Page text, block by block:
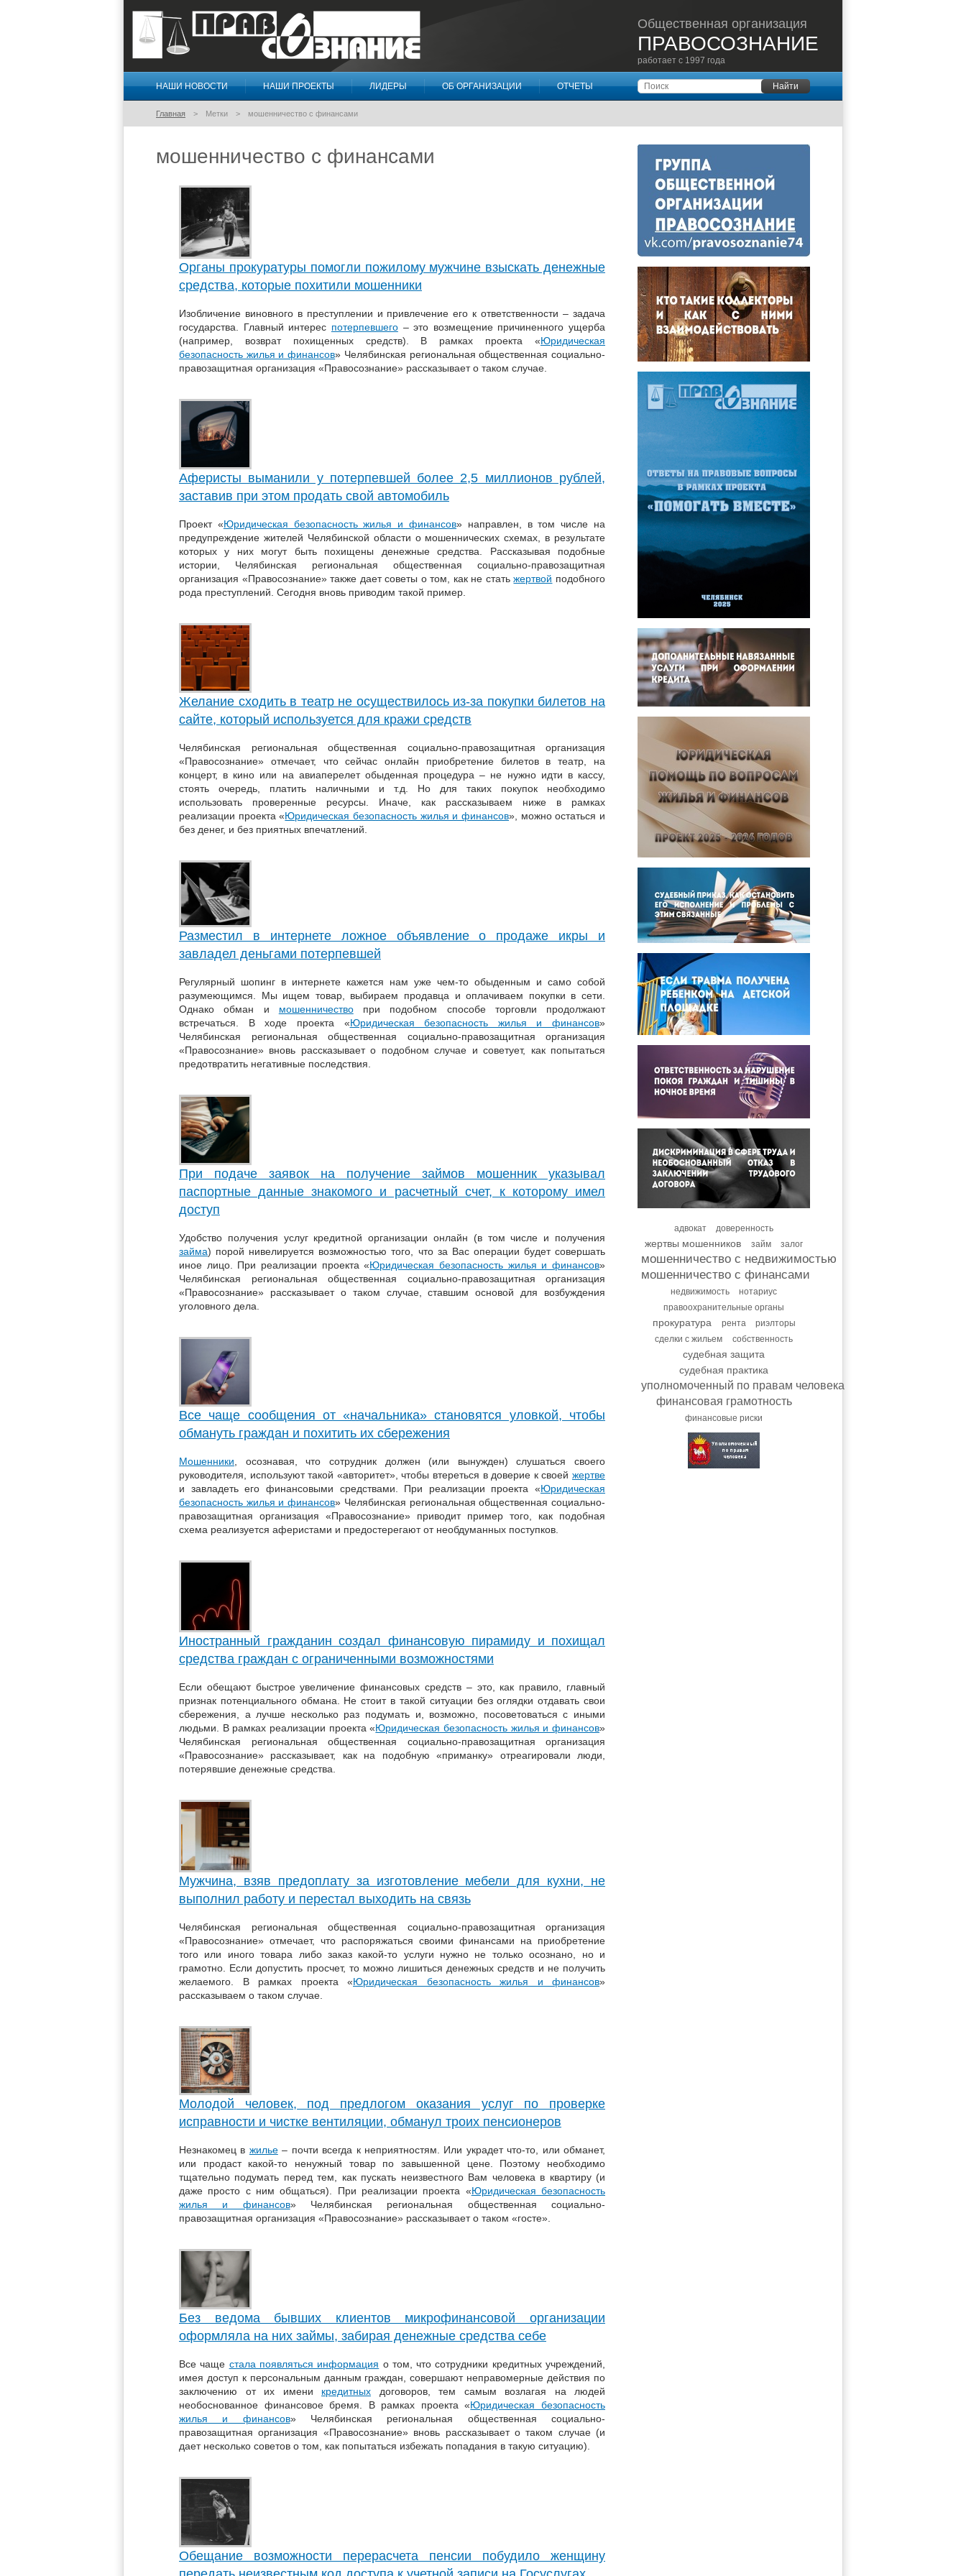
Правосознание
Общественная организация
ПРАВОСОЗНАНИЕ
работает с 1997 года
НАШИ НОВОСТИ НАШИ ПРОЕКТЫ ЛИДЕРЫ ОБ ОРГАНИЗАЦИИ ОТЧЕТЫ Поиск Найти
Главная Метки мошенничество с финансами
мошенничество с финансами
Органы прокуратуры помогли пожилому мужчине взыскать денежные
средства, которые похитили мошенники
Изобличение виновного в преступлении и привлечение его к ответственности – задача
государства. Главный интерес потерпевшего– это возмещение причиненного ущерба
(например, возврат похищенных средств). В рамках проекта «Юридическая
безопасность жилья и финансов» Челябинская региональная общественная социально-
правозащитная организация «Правосознание» рассказывает о таком случае.
Аферисты выманили у потерпевшей более 2,5 миллионов рублей,
заставив при этом продать свой автомобиль
Проект «Юридическая безопасность жилья и финансов» направлен, в том числе на
предупреждение жителей Челябинской области о мошеннических схемах, в результате
которых у них могут быть похищены денежные средства. Рассказывая подобные
истории, Челябинская региональная общественная социально-правозащитная
организация «Правосознание» также дает советы о том, как не статьжертвой подобного
рода преступлений. Сегодня вновь приводим такой пример.
Желание сходить в театр не осуществилось из-за покупки билетов на
сайте, который используется для кражи средств
Челябинская региональная общественная социально-правозащитная организация
«Правосознание» отмечает, что сейчас онлайн приобретение билетов в театр, на
концерт, в кино или на авиаперелет обыденная процедура – не нужно идти в кассу,
стоять очередь, платить наличными и т.д. Но для таких покупок необходимо
использовать проверенные ресурсы. Иначе, как рассказываем ниже в рамках
реализации проекта «Юридическая безопасность жилья и финансов», можно остаться и
без денег, и без приятных впечатлений.
Разместил в интернете ложное объявление о продаже икры и
завладел деньгами потерпевшей
Регулярный шопинг в интернете кажется нам уже чем-то обыденным и само собой
разумеющимся. Мы ищем товар, выбираем продавца и оплачиваем покупки в сети.
Однако обман и мошенничествопри подобном способе торговли продолжают
встречаться. В ходе проекта «Юридическая безопасность жилья и финансов»
Челябинская региональная общественная социально-правозащитная организация
«Правосознание» вновь рассказывает о подобном случае и советует, как попытаться
предотвратить негативные последствия.
При подаче заявок на получение займов мошенник указывал
паспортные данные знакомого и расчетный счет, к которому имел
доступ
Удобство получения услуг кредитной организации онлайн (в том числе и получения
займа) порой нивелируется возможностью того, что за Вас операции будет совершать
иное лицо. При реализации проекта «Юридическая безопасность жилья и финансов»
Челябинская региональная общественная социально-правозащитная организация
«Правосознание» рассказывает о таком случае, ставшим основой для возбуждения
уголовного дела.
Все чаще сообщения от «начальника» становятся уловкой, чтобы
обмануть граждан и похитить их сбережения
Мошенники , осознавая, что сотрудник должен (или вынужден) слушаться своего
руководителя, используют такой «авторитет», чтобы втереться в доверие к своей жертве
и завладеть его финансовыми средствами. При реализации проекта «Юридическая
безопасность жилья и финансов» Челябинская региональная общественная социально-
правозащитная организация «Правосознание» приводит пример того, как подобная
схема реализуется аферистами и предостерегают от необдуманных поступков.
Иностранный гражданин создал финансовую пирамиду и похищал
средства граждан с ограниченными возможностями
Если обещают быстрое увеличение финансовых средств – это, как правило, главный
признак потенциального обмана. Не стоит в такой ситуации без оглядки отдавать свои
сбережения, а лучше несколько раз подумать и, возможно, посоветоваться с иными
людьми. В рамках реализации проекта «Юридическая безопасность жилья и финансов»
Челябинская региональная общественная социально-правозащитная организация
«Правосознание» рассказывает, как на подобную «приманку» отреагировали люди,
потерявшие денежные средства.
Мужчина, взяв предоплату за изготовление мебели для кухни, не
выполнил работу и перестал выходить на связь
Челябинская региональная общественная социально-правозащитная организация
«Правосознание» отмечает, что распоряжаться своими финансами на приобретение
того или иного товара либо заказ какой-то услуги нужно не только осознано, но и
грамотно. Если допустить просчет, то можно лишиться денежных средств и не получить
желаемого. В рамках проекта «Юридическая безопасность жилья и финансов»
рассказываем о таком случае.
Молодой человек, под предлогом оказания услуг по проверке
исправности и чистке вентиляции, обманул троих пенсионеров
Незнакомец в жилье– почти всегда к неприятностям. Или украдет что-то, или обманет,
или продаст какой-то ненужный товар по завышенной цене. Поэтому необходимо
тщательно подумать перед тем, как пускать неизвестного Вам человека в квартиру (и
даже просто с ним общаться). При реализации проекта «Юридическая безопасность
жилья и финансов» Челябинская региональная общественная социально-
правозащитная организация «Правосознание» рассказывает о таком «госте».
Без ведома бывших клиентов микрофинансовой организации
оформляла на них займы, забирая денежные средства себе
Все чаще стала появляться информация о том, что сотрудники кредитных учреждений,
имея доступ к персональным данным граждан, совершают неправомерные действия по
заключению от их имени кредитных договоров, тем самым возлагая на людей
необоснованное финансовое бремя. В рамках проекта «Юридическая безопасность
жилья и финансов» Челябинская региональная общественная социально-
правозащитная организация «Правосознание» вновь рассказывает о таком случае (и
дает несколько советов о том, как попытаться избежать попадания в такую ситуацию).
Обещание возможности перерасчета пенсии побудило женщину
адвокат доверенность
жертвы мошенников займ залог
мошенничество с недвижимостью
мошенничество с финансами
недвижимость
нотариус
правоохранительные органы
прокуратура рента
риэлторы
сделки с жильем
собственность
судебная защита
судебная практика
уполномоченный по правам человека
финансовая грамотность
финансовые риски